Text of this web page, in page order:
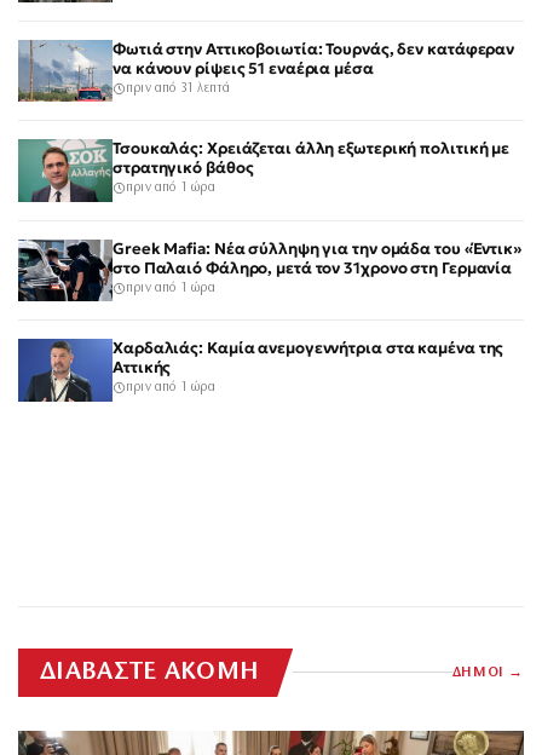
Φωτιά στην Αττικοβοιωτία: Τουρνάς, δεν κατάφεραν
να κάνουν ρίψεις 51 εναέρια μέσα
πριν από 31 λεπτά
Τσουκαλάς: Χρειάζεται άλλη εξωτερική πολιτική με
στρατηγικό βάθος
πριν από 1 ώρα
Greek Mafia: Νέα σύλληψη για την ομάδα του «Έντικ»
στο Παλαιό Φάληρο, μετά τον 31χρονο στη Γερμανία
πριν από 1 ώρα
Χαρδαλιάς: Καμία ανεμογεννήτρια στα καμένα της
Αττικής
πριν από 1 ώρα
ΔΙΑΒΑΣΤΕ ΑΚΟΜΗ ΔΗΜΟΙ